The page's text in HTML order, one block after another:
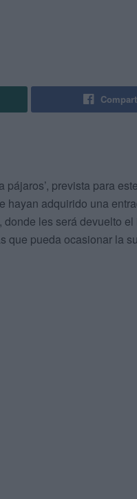
pájaros’, prevista para
hayan adquirido una
les será devuelto
que pueda ocasionar la